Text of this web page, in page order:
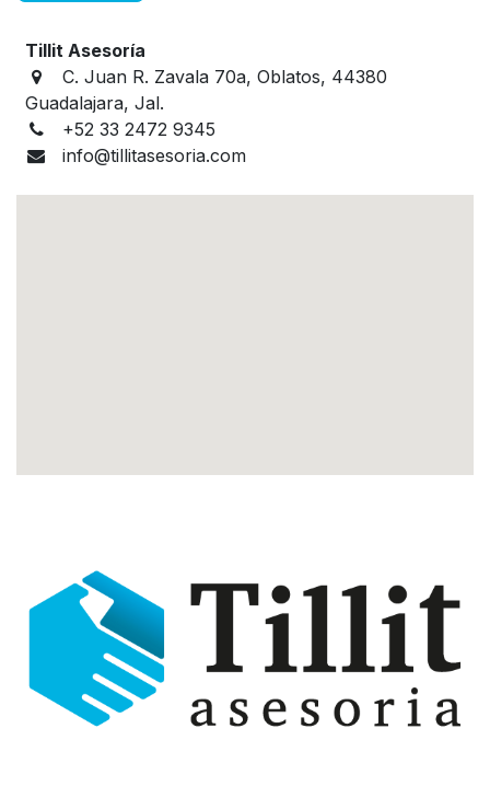
Tillit Asesoría
C. Juan R. Zavala 70a, Oblatos, 44380
Guadalajara, Jal.
+52 33 2472 9345
info@tillitasesoria.com